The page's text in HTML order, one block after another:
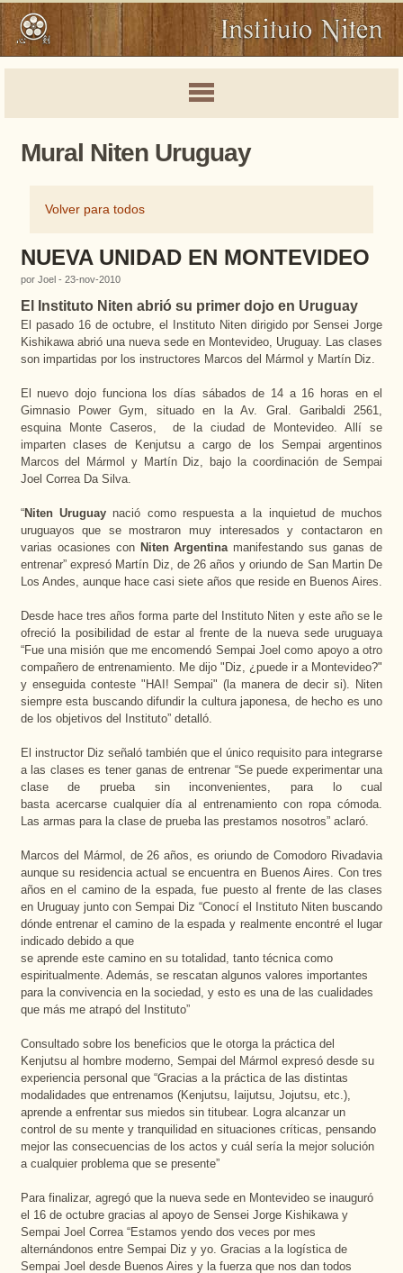
Mural Niten Uruguay
Volver para todos
NUEVA UNIDAD EN MONTEVIDEO
por Joel - 23-nov-2010
El Instituto Niten abrió su primer dojo en Uruguay
El pasado 16 de octubre, el Instituto Niten dirigido por Sensei Jorge
Kishikawa abrió una nueva sede en Montevideo, Uruguay. Las clases
son impartidas por los instructores Marcos del Mármol y Martín Diz.
El nuevo dojo funciona los días sábados de 14 a 16 horas en el
Gimnasio Power Gym, situado en la Av. Gral. Garibaldi 2561,
esquina Monte Caseros,
de la ciudad de Montevideo. Allí se
imparten clases de Kenjutsu a cargo de los Sempai argentinos
Marcos del Mármol y Martín Diz, bajo la coordinación de Sempai
Joel Correa Da Silva.
“Niten Uruguaynació como respuesta a la inquietud de muchos
uruguayos que se mostraron muy interesados y contactaron en
varias ocasiones con Niten Argentinamanifestando sus ganas de
entrenar” expresó Martín Diz, de 26 años y oriundo de San Martin De
Los Andes, aunque hace casi siete años que reside en Buenos Aires.
Desde hace tres años forma parte del Instituto Niten y este año se le
ofreció la posibilidad de estar al frente de la nueva sede uruguaya
“Fue una misión que me encomendó Sempai Joel como apoyo a otro
compañero de entrenamiento. Me dijo "Diz, ¿puede ir a Montevideo?"
y enseguida conteste "HAI! Sempai" (la manera de decir si). Niten
siempre esta buscando difundir la cultura japonesa, de hecho es uno
de los objetivos del Instituto” detalló.
El instructor Diz señaló también que el único requisito para integrarse
a las clases es tener ganas de entrenar “Se puede experimentar una
clase de prueba sin inconvenientes, para lo cual
basta acercarse cualquier día al entrenamiento con ropa cómoda.
Las armas para la clase de prueba las prestamos nosotros” aclaró.
Marcos del Mármol, de 26 años, es oriundo de Comodoro Rivadavia
aunque su residencia actual se encuentra en Buenos Aires. Con tres
años en el camino de la espada, fue puesto al frente de las clases
en Uruguay junto con Sempai Diz “Conocí el Instituto Niten buscando
dónde entrenar el camino de la espada y realmente encontré el lugar
indicado debido a que
se aprende este camino en su totalidad, tanto técnica como
espiritualmente. Además, se rescatan algunos valores importantes
para la convivencia en la sociedad, y esto es una de las cualidades
que más me atrapó del Instituto”
Consultado sobre los beneficios que le otorga la práctica del
Kenjutsu al hombre moderno, Sempai del Mármol expresó desde su
experiencia personal que “Gracias a la práctica de las distintas
modalidades que entrenamos (Kenjutsu, Iaijutsu, Jojutsu, etc.),
aprende a enfrentar sus miedos sin titubear. Logra alcanzar un
control de su mente y tranquilidad en situaciones críticas, pensando
mejor las consecuencias de los actos y cuál sería la mejor solución
a cualquier problema que se presente”
Para finalizar, agregó que la nueva sede en Montevideo se inauguró
el 16 de octubre gracias al apoyo de Sensei Jorge Kishikawa y
Sempai Joel Correa “Estamos yendo dos veces por mes
alternándonos entre Sempai Diz y yo. Gracias a la logística de
Sempai Joel desde Buenos Aires y la fuerza que nos dan todos